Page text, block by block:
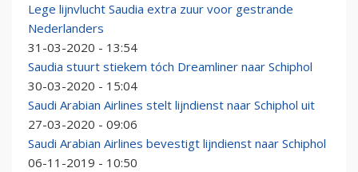
Lege lijnvlucht Saudia extra zuur voor gestrande
Nederlanders
31-03-2020 - 13:54
Saudia stuurt stiekem tóch Dreamliner naar Schiphol
30-03-2020 - 15:04
Saudi Arabian Airlines stelt lijndienst naar Schiphol uit
27-03-2020 - 09:06
Saudi Arabian Airlines bevestigt lijndienst naar Schiphol
06-11-2019 - 10:50